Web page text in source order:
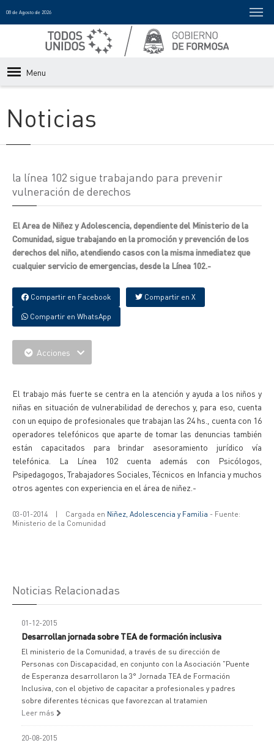
08 de Agosto de 2026
Menu
Noticias
la línea 102 sigue trabajando para prevenir
vulneración de derechos
El Area de Niñez y Adolescencia, dependiente del Ministerio de la
Comunidad, sigue trabajando en la promoción y prevención de los
derechos del niño, atendiendo casos con la misma inmediatez que
cualquier servicio de emergencias, desde la Línea 102.-
Compartir en Facebook Compartir en X
Compartir en WhatsApp
Acciones
El trabajo más fuerte se centra en la atención y ayuda a los niños y
niñas en situación de vulnerabilidad de derechos y, para eso, cuenta
con un equipo de profesionales que trabajan las 24 hs., cuenta con 16
operadores telefónicos que aparte de tomar las denuncias también
están capacitados para brindar asesoramiento jurídico vía
telefónica. La Línea 102 cuenta además con Psicólogos,
Psipedagogos, Trabajadores Sociales, Técnicos en Infancia y muchos
otros agentes con experiencia en el área de niñez.-
03-01-2014 | Cargada en Niñez, Adolescencia y Familia - Fuente:
Ministerio de la Comunidad
Noticias Relacionadas
01-12-2015
Desarrollan jornada sobre TEA de formación inclusiva
El ministerio de la Comunidad, a través de su dirección de
Personas con Discapacidad, en conjunto con la Asociación "Puente
de Esperanza desarrollaron la 3° Jornada TEA de Formación
Inclusiva, con el objetivo de capacitar a profesionales y padres
sobre diferentes técnicas que favorezcan al tratamien
Leer más
20-08-2015